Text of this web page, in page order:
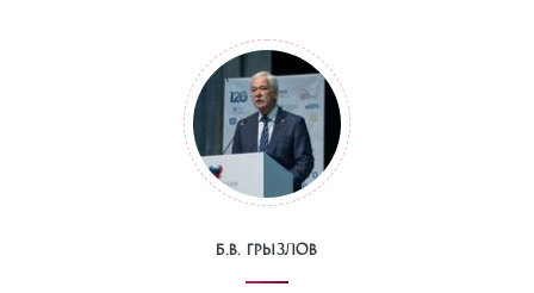
Б.В. Грызлов